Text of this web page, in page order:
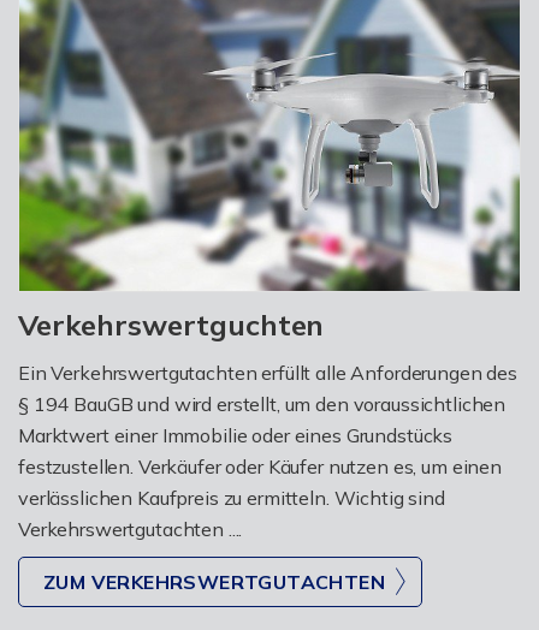
Verkehrswertguchten
Ein Verkehrswertgutachten erfüllt alle Anforderungen des
§ 194 BauGB und wird erstellt, um den voraussichtlichen
Marktwert einer Immobilie oder eines Grundstücks
festzustellen. Verkäufer oder Käufer nutzen es, um einen
verlässlichen Kaufpreis zu ermitteln. Wichtig sind
Verkehrswertgutachten ....
ZUM VERKEHRSWERTGUTACHTEN